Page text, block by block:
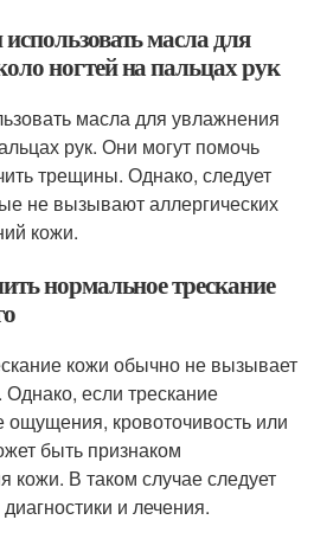
масла для
ногтей на пальцах рук
масла для увлажнения
рук. Они могут помочь
трещины. Однако, следует
не вызывают аллергических
кожи.
нормальное трескание
кожи обычно не вызывает
если трескание
кровоточивость или
быть признаком
кожи. В таком случае следует
и лечения.